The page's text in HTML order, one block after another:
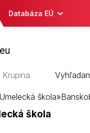
Databáza EÚ
Krupina
Umelecká škola»
škola